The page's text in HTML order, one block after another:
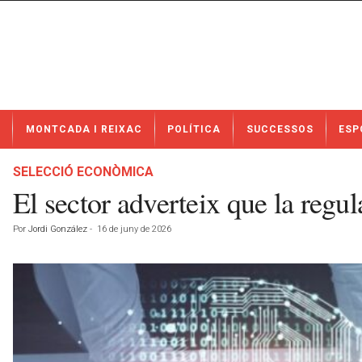
t
MONTCADA I REIXAC POLÍTICA SUCCESSOS
SELECCIÓ ECONÒMICA
El sector adverteix que la
Por Jordi González - 16 de juny de 2026